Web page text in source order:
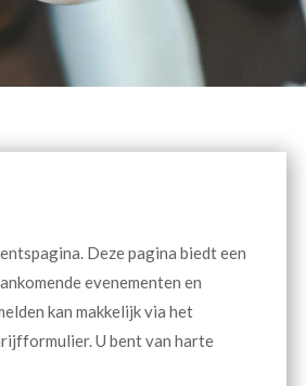
Deze pagina biedt een
evenementen en
kan makkelijk via het
U bent van harte